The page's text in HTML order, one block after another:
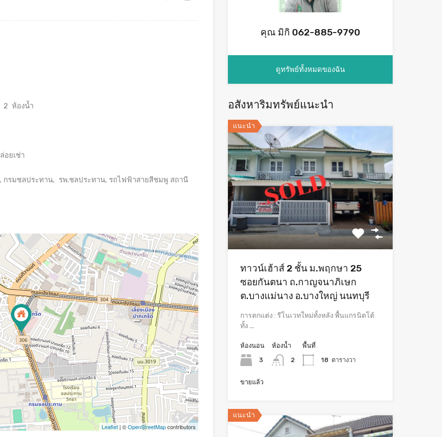
ห้องน้ำ
อยเช่า
กรมชลประทาน, รพ.ชลประทาน, รถไฟฟ้าสายสีชมพู สถานี
Leaflet| ©OpenStreetMapcontributors
คุณ มิกิ 062-885-9790
ดูทรัพย์ทั้งหมดของฉัน
อสังหาริมทรัพย์แนะนำ
แนะนำ
ทาวน์เฮ้าส์ 2 ชั้น ม.พฤกษา 25
ซอยกันตนา ถ.กาญจนาภิเษก
ต.บางแม่นาง อ.บางใหญ่ นนทบุรี
การตกแต่ง : รีโนเวทใหม่ทั้งหลัง พื้นแกรนิตโต้
ทั้ง ...
ห้องนอน
3
ห้องน้ำ
2
พื้นที่
18 ตารางวา
ขายแล้ว
แนะนำ